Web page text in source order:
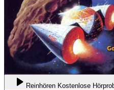
Reinhören Kostenlose